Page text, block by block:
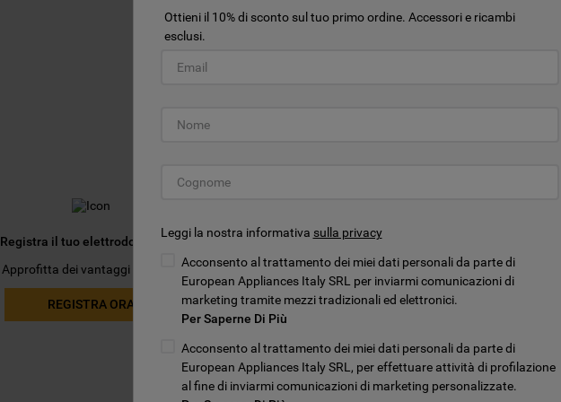
Customer Service Elettrodomestici
Registra il tuo elettrodomestico
Approfitta dei vantaggi esclusivi
REGISTRA ORA
Manuali di istruzioni
Consulta o scarica i manuali
VEDI I MANUALI
acconsenti all'utilizzo di tutti i nostri cookie
Ottieni il 10% di sconto sul tuo primo ordine. Accessori e ricambi
esclusi.
Leggi la nostra informativa sulla privacy
Acconsento al trattamento dei miei dati personali da parte di
European Appliances Italy SRL per inviarmi comunicazioni di
marketing tramite mezzi tradizionali ed elettronici.
Per Saperne Di Più
Acconsento al trattamento dei miei dati personali da parte di
European Appliances Italy SRL, per effettuare attività di profilazione
al fine di inviarmi comunicazioni di marketing personalizzate.